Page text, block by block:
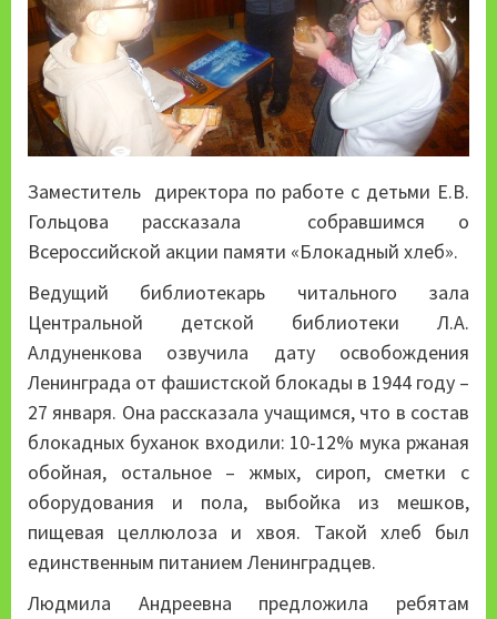
Заместитель директора по работе с детьми Е.В.
Гольцова рассказала собравшимся о
Всероссийской акции памяти «Блокадный хлеб».
Ведущий библиотекарь читального зала
Центральной детской библиотеки Л.А.
Алдуненкова озвучила дату освобождения
Ленинграда от фашистской блокады в 1944 году –
27 января. Она рассказала учащимся, что в состав
блокадных буханок входили: 10-12% мука ржаная
обойная, остальное – жмых, сироп, сметки с
оборудования и пола, выбойка из мешков,
пищевая целлюлоза и хвоя. Такой хлеб был
единственным питанием Ленинградцев.
Людмила Андреевна предложила ребятам